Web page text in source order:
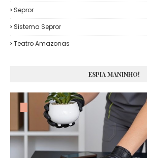
Sepror
Sistema Sepror
Teatro Amazonas
ESPIA MANINHO!